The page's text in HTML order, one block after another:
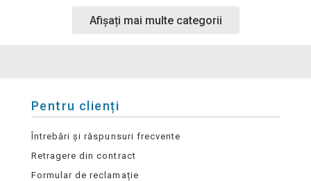
Afișați mai multe categorii
Pentru clienți
Întrebări și răspunsuri frecvente
Retragere din contract
Formular de reclamație